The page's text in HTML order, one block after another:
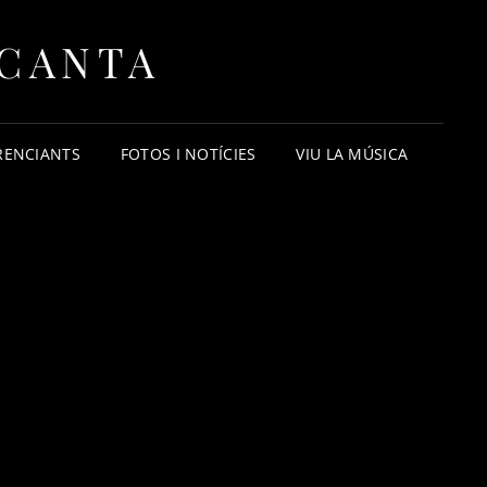
FOTOS I NOTÍCIES VIU LA MÚSICA